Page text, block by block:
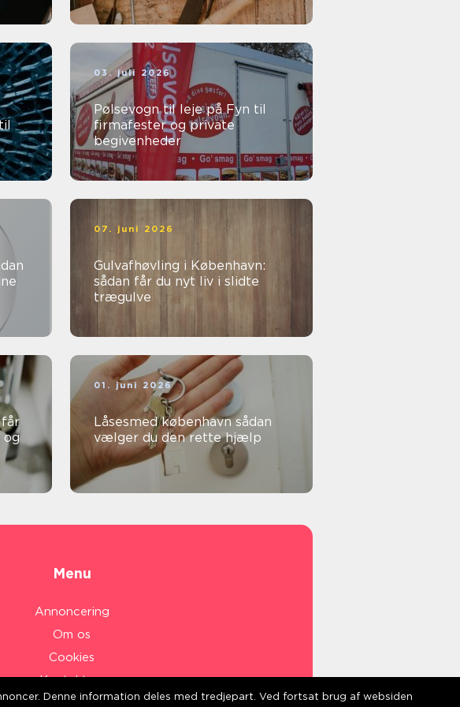
03. juli 2026
Pølsevogn til leje på Fyn til
firmafester og private
begivenheder
07. juni 2026
Gulvafhøvling i København:
sådan får du nyt liv i slidte
trægulve
og
01. juni 2026
Låsesmed københavn sådan
vælger du den rette hjælp
Menu
Annoncering
Om os
Cookies
Kontakt os
Sitemap
Denne information deles med tredjepart. Ved fortsat brug af websiden